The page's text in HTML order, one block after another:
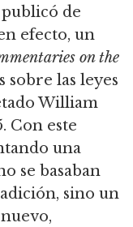
de
efecto, un
on the
sobre las leyes
William
Con este
una
se basaban
sino un